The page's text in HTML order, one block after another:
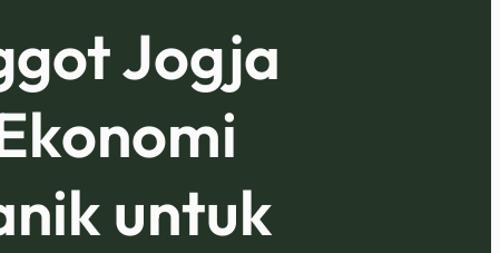
Jogja
untuk